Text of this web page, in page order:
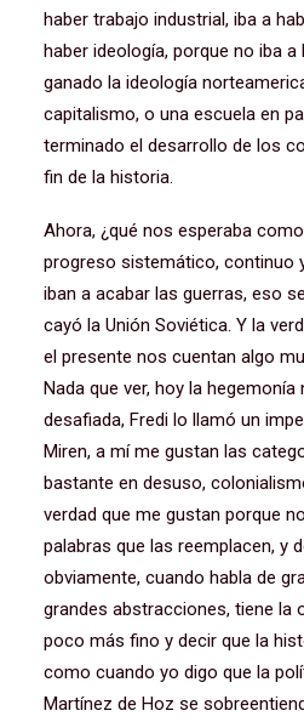
haber trabajo industrial, iba a
haber ideología, porque no iba
ganado la ideología
capitalismo, o una escuela en
terminado el desarrollo de los
fin de la historia.
Ahora, ¿qué nos esperaba
progreso sistemático, continuo
iban a acabar las guerras, eso
cayó la Unión Soviética. Y la
el presente nos cuentan algo
Nada que ver, hoy la
desafiada, Fredi lo llamó un
Miren, a mí me gustan las
bastante en desuso,
verdad que me gustan porque
palabras que las reemplacen, y
obviamente, cuando habla de
grandes abstracciones, tiene la
poco más fino y decir que la
como cuando yo digo que la
Martínez de Hoz se